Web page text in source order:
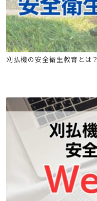
刈払機取扱作業者安全衛生教育
刈払機の安全衛生教育とは